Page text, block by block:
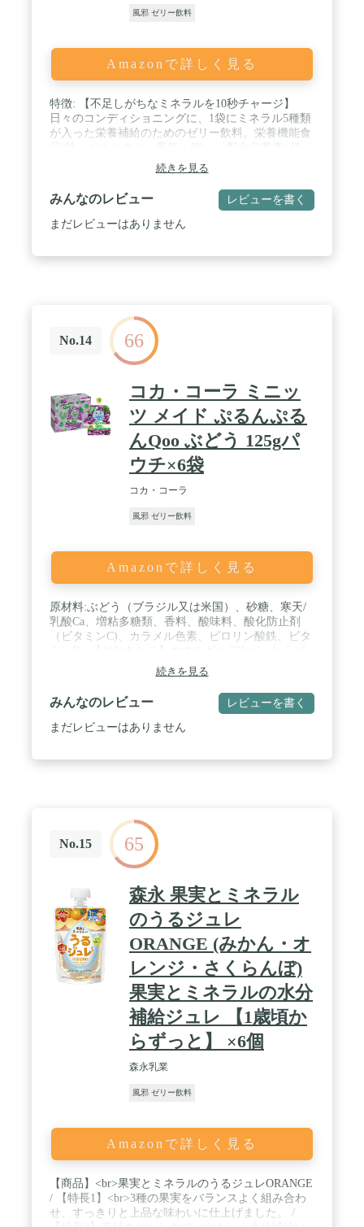
風邪 ゼリー飲料
Amazonで詳しく見る
特徴: 【不足しがちなミネラルを10秒チャージ】
日々のコンディショニングに、1袋にミネラル5種類
が入った栄養補給のためのゼリー飲料。栄養機能食
カルシウム、亜鉛、銅、マグネシウム、クエン酸 /
味: グレープ味 (Grape-flavored jelly drink) / カロリ
ー: 1個当たり 90kcal / 内容量: 6個(6個入×1箱)
続きを見る
みんなのレビュー レビューを書く
まだレビューはありません
No.14 66
コカ・コーラ ミニッ
ツ メイド ぷるんぷる
んQoo ぶどう 125gパ
ウチ×6袋
コカ・コーラ
風邪 ゼリー飲料
Amazonで詳しく見る
原材料:ぶどう（ブラジル又は米国）、砂糖、寒天/
乳酸Ca、増粘多糖類、香料、酸味料、酸化防止剤
（ビタミンC)、カラメル色素、ピロリン酸鉄、ビタ
く質 0g、脂質 0g、炭水化物 18g、食塩相当量
0~0.05g、カルシウム60㎎、鉄0.6㎎、ビタミン
D0.7μg / 内容量:125g×6袋 / カロリー:72kcal/100gあ
たり / 商品サイズ(高さx奥行x
幅):15.6cm×18cm×8.4cm
続きを見る
みんなのレビュー レビューを書く
まだレビューはありません
No.15 65
森永 果実とミネラル
のうるジュレ
ORANGE (みかん・オ
レンジ・さくらんぼ)
果実とミネラルの水分
補給ジュレ 【1歳頃か
らずっと】 ×6個
森永乳業
風邪 ゼリー飲料
Amazonで詳しく見る
【商品】<br>果実とミネラルのうるジュレORANGE
/ 【特長1】<br>3種の果実をバランスよく組み合わ
せ、すっきりと上品な味わいに仕上げました。 /